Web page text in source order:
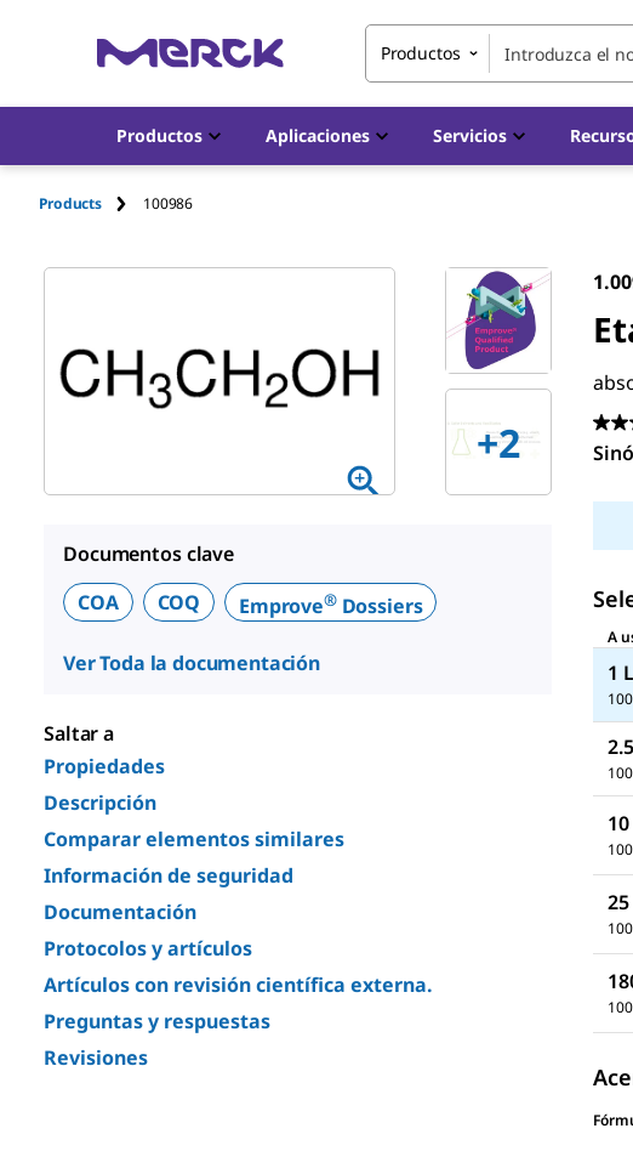
Productos
Productos Aplicaciones Servicios
Products 100986
+2
Documentos clave
COA
COQ Emprove®Dossiers
Ver Toda la documentación
Saltar a
Propiedades
Descripción
Comparar elementos similares
Información de seguridad
Documentación
Protocolos y artículos
Artículos con revisión científica externa.
Preguntas y respuestas
Revisiones
Sin
la
A
1 L